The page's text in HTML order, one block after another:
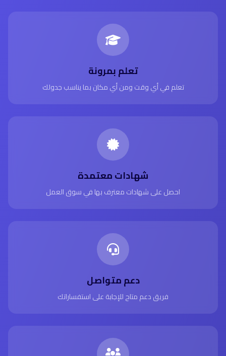
تعلم بمرونة
تعلم في أي وقت ومن أي مكان بما يناسب جدولك
شهادات معتمدة
احصل على شهادات معترف بها في سوق العمل
دعم متواصل
فريق دعم متاح للإجابة على استفساراتك